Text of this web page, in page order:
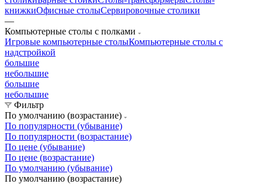
книжкиОфисные столыСервировочные столики
—
Компьютерные столы с полками
Игровые компьютерные столыКомпьютерные столы с
надстройкой
большие
небольшие
большие
небольшие
Фильтр
По умолчанию (возрастание)
По популярности (убывание)
По популярности (возрастание)
По цене (убывание)
По цене (возрастание)
По умолчанию (убывание)
По умолчанию (возрастание)